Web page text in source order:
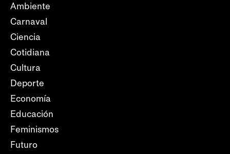
Ambiente
Carnaval
Ciencia
Cotidiana
Cultura
Deporte
Economía
Educación
Feminismos
Futuro